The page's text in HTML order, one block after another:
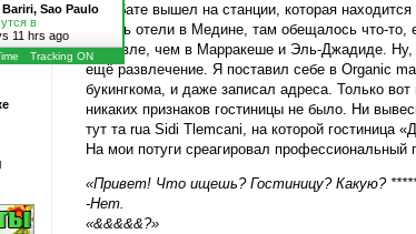
В Рабате вышел на станции, которая
чесать отели в Медине, там обещалось что-
дешевле, чем в Марракеше и Эль-Джадиде. Ну,
ещё развлечение. Я поставил себе в Organic
букингкома, и даже записал адреса. Только
никаких признаков гостиницы не было. Ни
тут та rua Sidi Tlemcani, на которой гостиница
На мои потуги среагировал профессиональный
«Привет! Что ищешь? Гостиницу? Какую?
-Нет.
«&&&&&?»
Bariri, Sao Paulo
в
11 hrs ago
Tracking ON